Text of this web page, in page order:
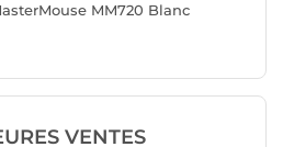
MM720 Blanc
VENTES